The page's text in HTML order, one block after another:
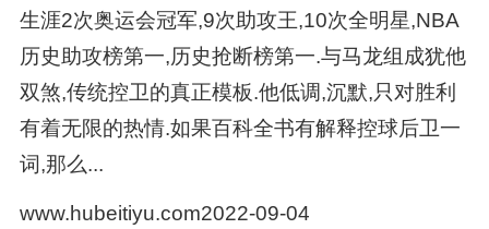
生涯2次奥运会冠军,9次助攻王,10次全明星,NBA
历史助攻榜第一,历史抢断榜第一.与马龙组成犹他
双煞,传统控卫的真正模板.他低调,沉默,只对胜利
有着无限的热情.如果百科全书有解释控球后卫一
词,那么...
www.hubeitiyu.com2022-09-04